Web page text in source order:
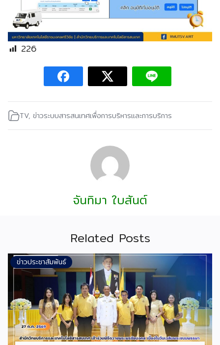
226
TV, ข่าวระบบสารสนเทศเพื่อการบริหารและการบริการ
จันทิมา ใบสันต์
Related Posts
ข่าวประชาสัมพันธ์